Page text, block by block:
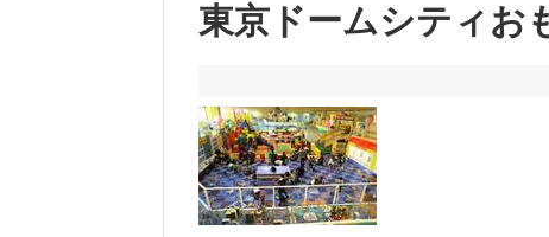
東京ドームシティお